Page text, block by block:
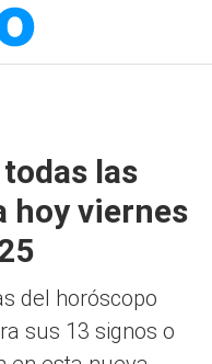
las
hoy viernes
del horóscopo
sus 13 signos o